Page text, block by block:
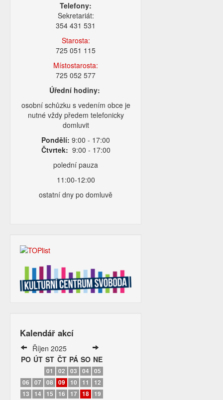
Telefony:
Sekretariát:
354 431 531
Starosta:
725 051 115
Místostarosta:
725 052 577
Úřední hodiny:
osobní schůzku s vedením obce je
nutné vždy předem telefonicky
domluvit
Pondělí: 9:00 - 17:00
Čtvrtek: 9:00 - 17:00
polední pauza
11:00-12:00
ostatní dny po domluvě
Kalendář akcí
Říjen 2025
PO ÚT ST ČT PÁ SO NE
01 02 03 04
05
06
07 08 09 10 11
12
13
14 15 16 17 18 19